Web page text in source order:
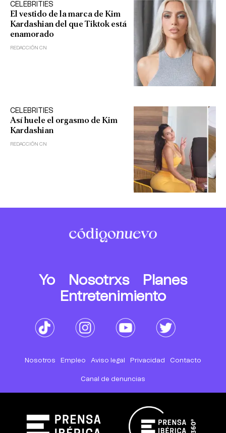
CELEBRITIES
El vestido de la marca de Kim
Kardashian del que Tiktok está
enamorado
REDACCIÓN CN
CELEBRITIES
Así huele el orgasmo de Kim
Kardashian
REDACCIÓN CN
Yo Nosotrxs
Planes
Entretenimiento
Nosotros Empleo Aviso legal Privacidad Contacto
Canal de denuncias